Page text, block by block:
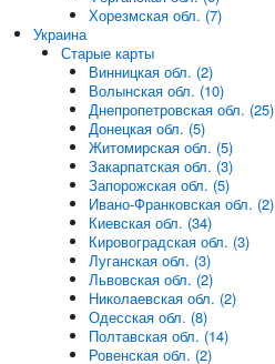
Хорезмская обл. (7)
Украина
Старые карты
Винницкая обл. (2)
Волынская обл. (10)
Днепропетровская обл. (25)
Донецкая обл. (5)
Житомирская обл. (5)
Закарпатская обл. (3)
Запорожская обл. (5)
Ивано-Франковская обл. (2)
Киевская обл. (34)
Кировоградская обл. (3)
Луганская обл. (3)
Львовская обл. (2)
Николаевская обл. (2)
Одесская обл. (8)
Полтавская обл. (14)
Ровенская обл. (2)